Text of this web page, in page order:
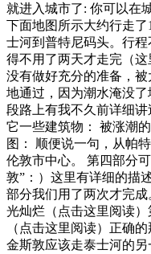
就进入城市了: 你可以在
下面地图所示大约行走
士河到普特尼码头。行
得不用了两天才走完（
没有做好充分的准备，
地通过，因为潮水淹没
段路上有我不久前详细
它一些建筑物： 被涨潮
图： 顺便说一句，从帕
伦敦市中心。 第四部分
敦”：）这里有详细的描
部分我们用了两次才完
光灿烂（点击这里阅读
（点击这里阅读）正确
金斯敦应该走泰士河的